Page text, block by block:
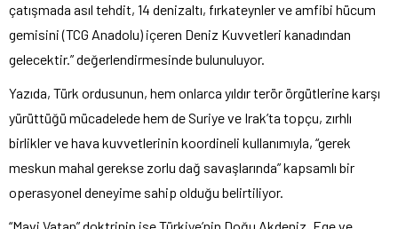
çatışmada asıl tehdit, 14 denizaltı, fırkateynler ve amfibi hücum
gemisini (TCG Anadolu) içeren Deniz Kuvvetleri kanadından
gelecektir.” değerlendirmesinde bulunuluyor.
Yazıda, Türk ordusunun, hem onlarca yıldır terör örgütlerine karşı
yürüttüğü mücadelede hem de Suriye ve Irak’ta topçu, zırhlı
birlikler ve hava kuvvetlerinin koordineli kullanımıyla, “gerek
meskun mahal gerekse zorlu dağ savaşlarında” kapsamlı bir
operasyonel deneyime sahip olduğu belirtiliyor.